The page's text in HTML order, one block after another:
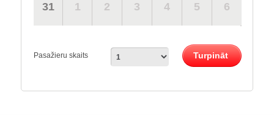
31 1 2 3 4 5 6
Pasažieru skaits Turpināt